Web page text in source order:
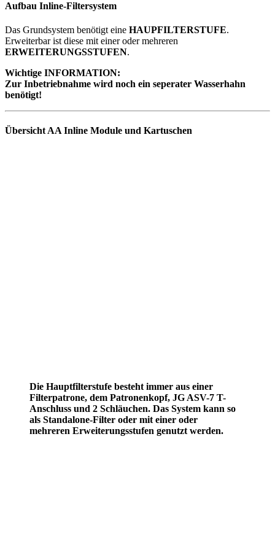
Aufbau Inline-Filtersystem
Das Grundsystem benötigt eine HAUPFILTERSTUFE.
Erweiterbar ist diese mit einer oder mehreren
ERWEITERUNGSSTUFEN.
Wichtige INFORMATION:
Zur Inbetriebnahme wird noch ein seperater Wasserhahn
benötigt!
Übersicht AA Inline Module und Kartuschen
Die Hauptfilterstufe besteht immer aus einer
Filterpatrone, dem Patronenkopf, JG ASV-7 T-
Anschluss und 2 Schläuchen. Das System kann so
als Standalone-Filter oder mit einer oder
mehreren Erweiterungsstufen genutzt werden.